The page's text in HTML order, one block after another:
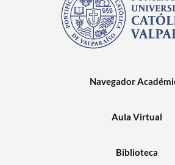
Navegador
Aula Virtual
Biblioteca